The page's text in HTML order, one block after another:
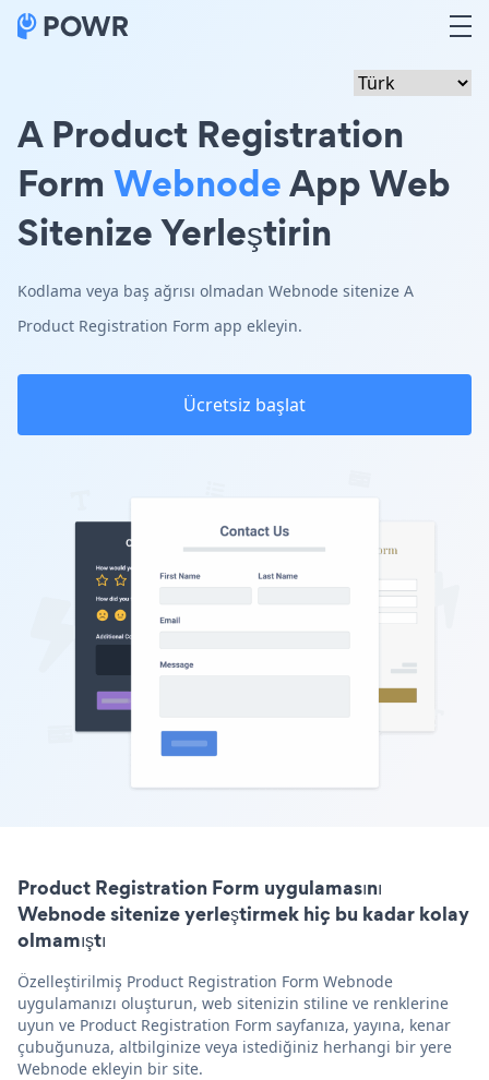
A Product Registration
Form WebnodeApp Web
Sitenize Yerleştirin
Kodlama veya baş ağrısı olmadan Webnode sitenize A
Product Registration Form app ekleyin.
Ücretsiz başlat
Product Registration Form uygulamasını
Webnode sitenize yerleştirmek hiç bu kadar kolay
olmamıştı
Özelleştirilmiş Product Registration Form Webnode
uygulamanızı oluşturun, web sitenizin stiline ve renklerine
uyun ve Product Registration Form sayfanıza, yayına, kenar
çubuğunuza, altbilginize veya istediğiniz herhangi bir yere
Webnode ekleyin bir site.